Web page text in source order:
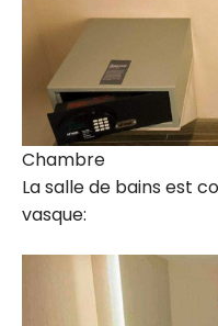
Chambre
La salle de bains est
vasque: